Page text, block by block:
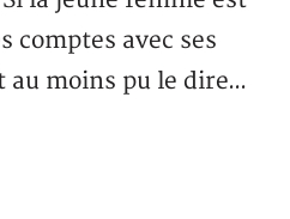
comptes avec ses
au moins pu le dire…